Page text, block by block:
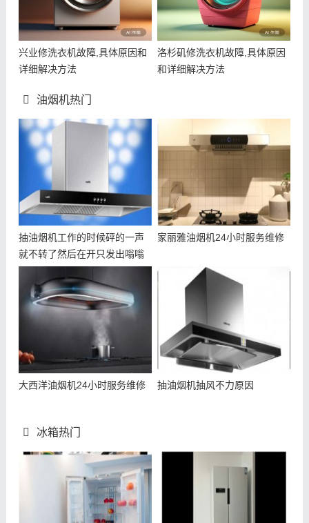
兴业修洗衣机故障,具体原因和
详细解决方法
洛杉矶修洗衣机故障,具体原因
和详细解决方法
油烟机热门
抽油烟机工作的时候砰的一声
就不转了然后在开只发出嗡嗡
家丽雅油烟机24小时服务维修
大西洋油烟机24小时服务维修 抽油烟机抽风不力原因
冰箱热门